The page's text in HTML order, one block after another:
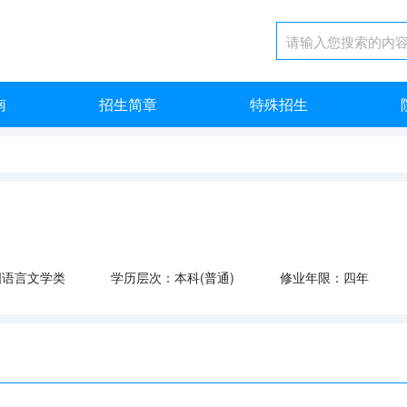
招生简章 特殊招生
言文学类 学历层次：本科(普通) 修业年限：四年